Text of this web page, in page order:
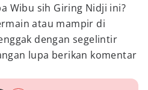
Wibu sih Giring Nidji ini?
atau mampir di
dengan segelintir
lupa berikan komentar